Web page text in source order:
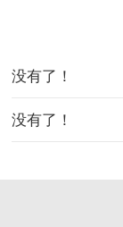
没有了！
没有了！